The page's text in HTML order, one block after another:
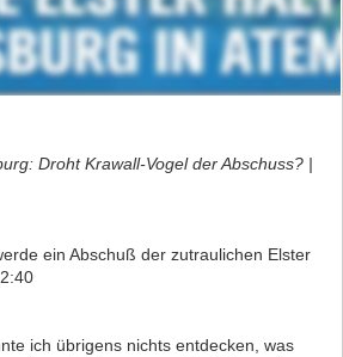
Droht Krawall-Vogel der Abschuss? |
ein Abschuß der zutraulichen Elster
ich übrigens nichts entdecken, was